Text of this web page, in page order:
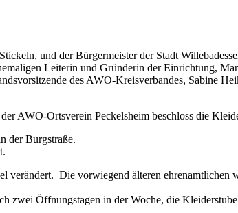
und der Bürgermeister der Stadt
Leiterin und Gründerin der Einrichtung,
des AWO-Kreisverbandes, Sabine
AWO-Ortsverein Peckelsheim beschloss die
der Burgstraße.
verändert. Die vorwiegend älteren
zwei Öffnungstagen in der Woche, die